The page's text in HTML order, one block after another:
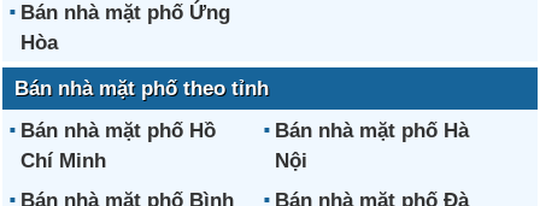
Bán nhà mặt phố Ứng
Hòa
Bán nhà mặt phố theo tỉnh
Bán nhà mặt phố Hồ
Chí Minh
Bán nhà mặt phố Hà
Nội
Bán nhà mặt phố Bình
Bán nhà mặt phố Đà